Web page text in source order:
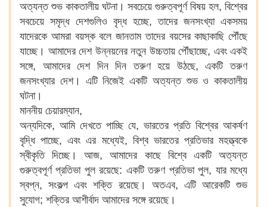
অত্যন্ত শুভ কাকতালীয় ঘটনা। সবচেয়ে গুরুত্বপূর্ণ বিষয় হল, বিশ্বের
সবচেয়ে সমৃদ্ধ দেশগুলিও বৃদ্ধ হচ্ছে, তাদের জনসংখ্যা একসময়
যাদেরকে আমরা বয়স্ক বলে জানতাম তাদের বয়সের কাছাকাছি পৌঁছে
যাচ্ছে। আমাদের দেশ উন্নয়নের নতুন উচ্চতায় পৌঁছাচ্ছে, এবং একই
সঙ্গে, আমাদের দেশ দিন দিন তরুণ হয়ে উঠছে, একটি তরুণ
জনসংখ্যার দেশ। এটি নিজেই একটি অত্যন্ত শুভ ও কাকতালীয়
ঘটনা।
মাননীয় চেয়ারম্যান,
অন্যদিকে, আমি দেখতে পাচ্ছি যে, ভারতের প্রতি বিশ্বের আকর্ষণ
বৃদ্ধি পাচ্ছে, এবং এর মধ্যেই, বিশ্ব ভারতের প্রতিভার মহত্ত্বকে
স্বীকৃতি দিচ্ছে। আজ, আমাদের কাছে বিশ্বে একটি অত্যন্ত
গুরুত্বপূর্ণ প্রতিভা পুল রয়েছে: একটি তরুণ প্রতিভা পুল, যার মধ্যে
স্বপ্ন, সংকল্প এবং শক্তি রয়েছে। অতএব, এটি আরেকটি শুভ
সুযোগ; শক্তির আশীর্বাদ আমাদের সঙ্গে রয়েছে।